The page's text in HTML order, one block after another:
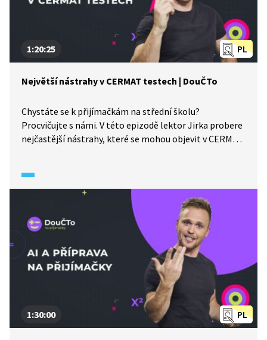
PL
1:20:25
Největší nástrahy v CERMAT testech | DouČTo
Chystáte se k přijímačkám na střední školu?
Procvičujte s námi. V této epizodě lektor Jirka probere
nejčastější nástrahy, které se mohou objevit v CERMAT
letech? Další materiály k probírané látce naleznete
PL
1:30:00